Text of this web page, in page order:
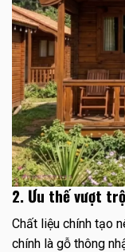
2. Ưu thế vượt
Chất liệu chính tạo
chính là gỗ thông